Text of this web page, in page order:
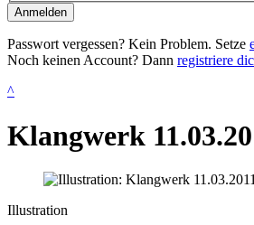
Anmelden
Passwort vergessen? Kein Problem. Setze
Noch keinen Account? Dann registriere
^
Klangwerk
Illustration